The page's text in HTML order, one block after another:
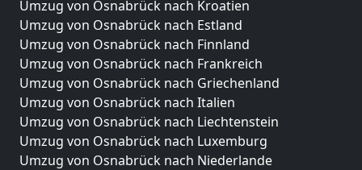
Umzug von Osnabrück nach Kroatien
Umzug von Osnabrück nach Estland
Umzug von Osnabrück nach Finnland
Umzug von Osnabrück nach Frankreich
Umzug von Osnabrück nach Griechenland
Umzug von Osnabrück nach Italien
Umzug von Osnabrück nach Liechtenstein
Umzug von Osnabrück nach Luxemburg
Umzug von Osnabrück nach Niederlande